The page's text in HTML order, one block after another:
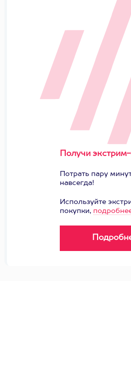
Получи
Потрать пару
навсегда!
Используйте
покупки,